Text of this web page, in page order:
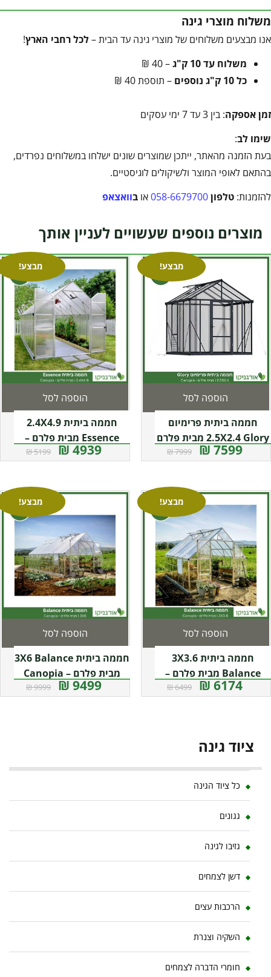
משלוח מוצרי גינה
אנו מבצעים משלוחים של מוצרי גינה עד הבית –לכל רחבי הארץ!
משלוח עד 10 ק"ג
– 40 ₪
כל 10 ק"ג נוספים
– תוספת 40 ₪
זמן אספקה: בין 3 עד 7 ימי עסקים
שימו לב:
בעת הזמנה מהאתר, ייתכן שמוצרים שונים ישלחו במשלוחים נפרדים,
בהתאם לאופי המוצר ולשיקולים לוגיסטיים.
להזמנות: טלפון058-6679700או בוואצאפ
מוצרים נוספים שעשויים לעניין אותך
מבצע!
חממה ביתית פרימיום
2.5X2.4 Glory מבית פלרם
– Canopia
7599 ₪
7999 ₪
הוספה לסל
מבצע!
חממה ביתית 2.4X4.9
Essence מבית פלרם –
Canopia
4939 ₪
5199 ₪
הוספה לסל
מבצע!
חממה ביתית 3X3.6
Balance מבית פלרם –
Canopia
6174 ₪
6499 ₪
הוספה לסל
מבצע!
חממה ביתית 3X6 Balance
מבית פלרם – Canopia
9499 ₪
9999 ₪
הוספה לסל
ציוד גינה
כל ציוד הגינה
גגונים
גזיבו לגינה
דשן לצמחים
הרכבות עצים
השקיה וצנרת
חומרי הדברה לצמחים